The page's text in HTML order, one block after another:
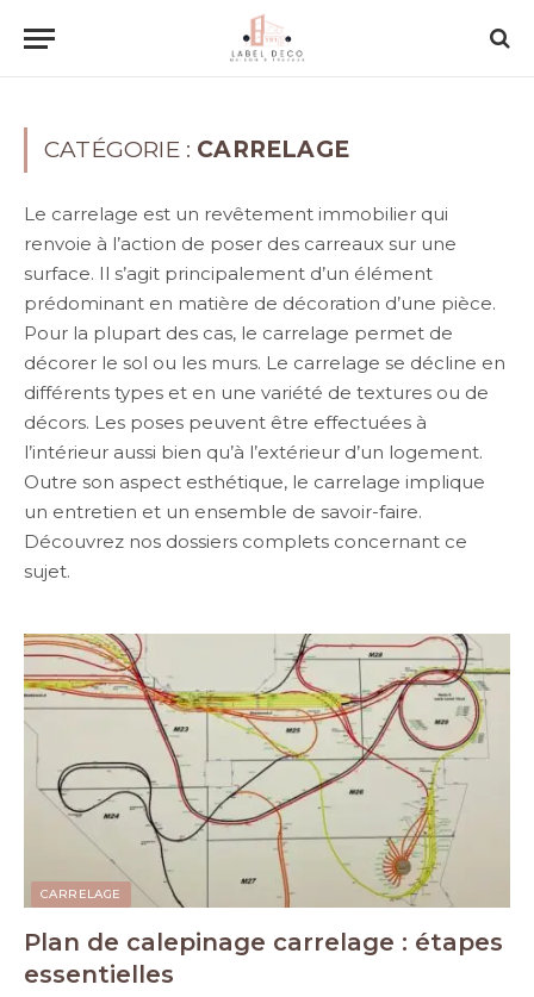
CATÉGORIE : CARRELAGE
Le carrelage est un revêtement immobilier qui
renvoie à l’action de poser des carreaux sur une
surface. Il s’agit principalement d’un élément
prédominant en matière de décoration d’une pièce.
Pour la plupart des cas, le carrelage permet de
décorer le sol ou les murs. Le carrelage se décline en
différents types et en une variété de textures ou de
décors. Les poses peuvent être effectuées à
l’intérieur aussi bien qu’à l’extérieur d’un logement.
Outre son aspect esthétique, le carrelage implique
un entretien et un ensemble de savoir-faire.
Découvrez nos dossiers complets concernant ce
sujet.
CARRELAGE
Plan de calepinage carrelage : étapes
essentielles